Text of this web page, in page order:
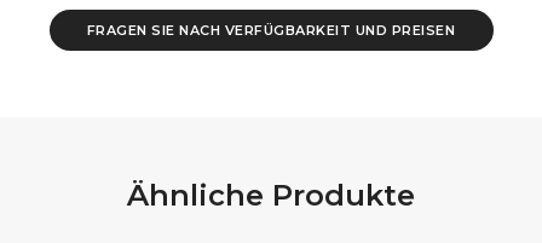
FRAGEN SIE NACH VERFÜGBARKEIT UND PREISEN
Ähnliche Produkte